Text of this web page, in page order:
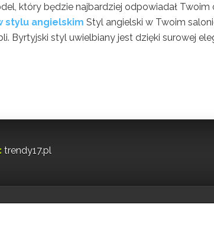
który będzie najbardziej odpowiadał
stylu angielskim Styl angielski w Twoim
Byrtyjski styl uwielbiany jest dzięki surowej
trendy17.pl